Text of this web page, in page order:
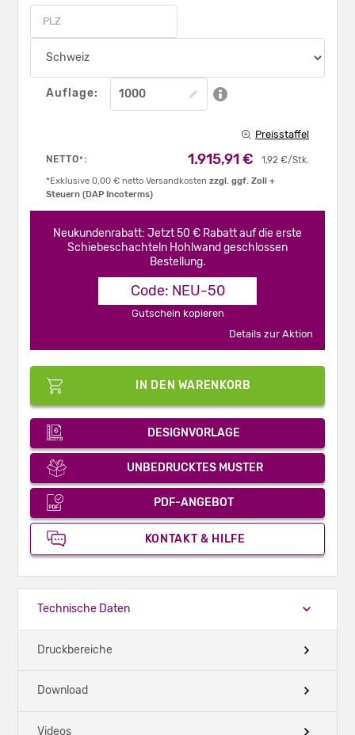
Auflage:
Preisstaffel
NETTO*: 1,92 €/Stk.
1.915,91 €
*Exklusive 0,00 € netto Versandkosten zzgl. ggf. Zoll +
Steuern (DAP Incoterms)
Neukundenrabatt: Jetzt 50 € Rabatt auf die erste
Schiebeschachteln Hohlwand geschlossen
Bestellung.
Code: NEU-50
Gutschein kopieren
Details zur Aktion
IN DEN WARENKORB
DESIGNVORLAGE
UNBEDRUCKTES MUSTER
PDF-ANGEBOT
KONTAKT & HILFE
Technische Daten
Druckbereiche
Download
Videos